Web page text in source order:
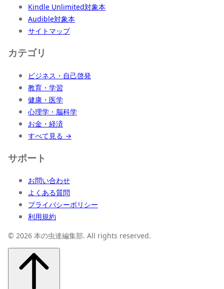
Kindle Unlimited対象本
Audible対象本
サイトマップ
カテゴリ
ビジネス・自己啓発
教育・学習
健康・医学
心理学・脳科学
お金・経済
すべて見る →
サポート
お問い合わせ
よくある質問
プライバシーポリシー
利用規約
© 2026 本の虫達編集部. All rights reserved.